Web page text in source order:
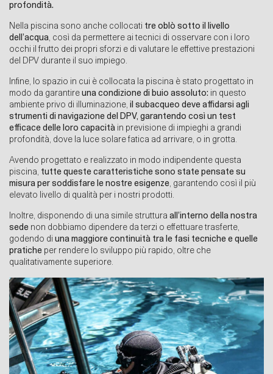
profondità.
Nella piscina sono anche collocati tre oblò sotto il livello
dell’acqua, così da permettere ai tecnici di osservare con i loro
occhi il frutto dei propri sforzi e di valutare le effettive prestazioni
del DPV durante il suo impiego.
Infine, lo spazio in cui è collocata la piscina è stato progettato in
modo da garantire una condizione di buio assoluto: in questo
ambiente privo di illuminazione, il subacqueo deve affidarsi agli
strumenti di navigazione del DPV, garantendo così un test
efficace delle loro capacità in previsione di impieghi a grandi
profondità, dove la luce solare fatica ad arrivare, o in grotta.
Avendo progettato e realizzato in modo indipendente questa
piscina, tutte queste caratteristiche sono state pensate su
misura per soddisfare le nostre esigenze, garantendo così il più
elevato livello di qualità per i nostri prodotti.
Inoltre, disponendo di una simile struttura all’interno della nostra
sede non dobbiamo dipendere da terzi o effettuare trasferte,
godendo di una maggiore continuità tra le fasi tecniche e quelle
pratiche per rendere lo sviluppo più rapido, oltre che
qualitativamente superiore.